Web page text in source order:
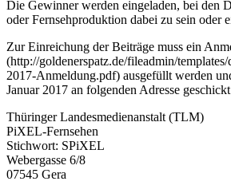
Die Gewinner werden eingeladen, bei den
oder Fernsehproduktion dabei zu sein oder
Zur Einreichung der Beiträge muss ein
(http://goldenerspatz.de/fileadmin/
2017-Anmeldung.pdf) ausgefüllt werden
Januar 2017 an folgenden Adresse
Thüringer Landesmedienanstalt (TLM)
PiXEL-Fernsehen
Stichwort: SPiXEL
Webergasse 6/8
07545 Gera